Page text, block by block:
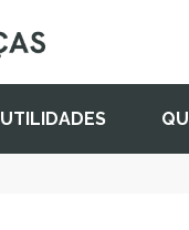
UTILIDADES